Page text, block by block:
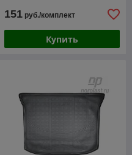
151 руб./комплект
Купить